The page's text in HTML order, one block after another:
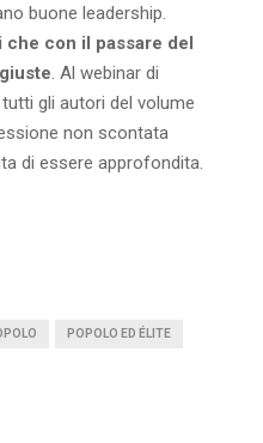
buone leadership.
con il passare del
. Al webinar di
gli autori del volume
non scontata
di essere approfondita.
POPOLO ED ÉLITE